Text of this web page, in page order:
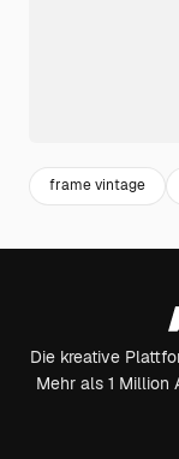
frame vintage
Die kreative
Mehr als 1 Million